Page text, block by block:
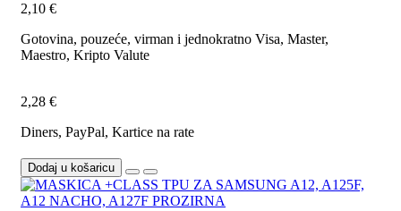
2,10 €
Gotovina, pouzeće, virman i jednokratno Visa, Master,
Maestro, Kripto Valute
2,28 €
Diners, PayPal, Kartice na rate
Dodaj u košaricu